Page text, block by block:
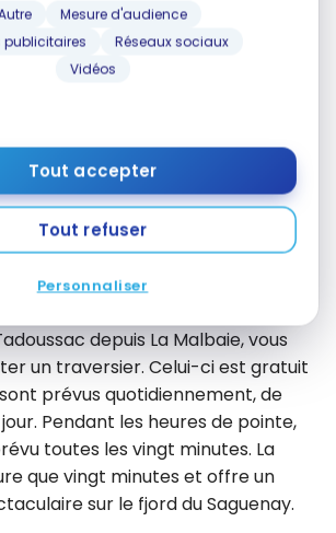
Mesure d'audience
publicitaires
Réseaux sociaux
Vidéos
Tout accepter
Tout refuser
Personnaliser
plus de 10 heures ne vous
pourriez le sauter.
que pour le road trip de
n’hésitez pas à vous y
haut pour savoir quoi faire.
depuis La Malbaie, vous
un traversier. Celui-ci est gratuit
prévus quotidiennement, de
Pendant les heures de pointe,
toutes les vingt minutes. La
que vingt minutes et offre un
sur le fjord du Saguenay.